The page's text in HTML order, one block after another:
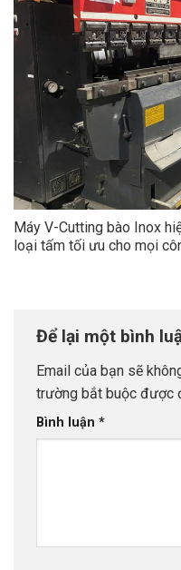
Máy V-Cutting bào Inox
loại tấm tối ưu cho mọi
Để lại một bình
Email của bạn sẽ
trường bắt buộc được
Bình luận *